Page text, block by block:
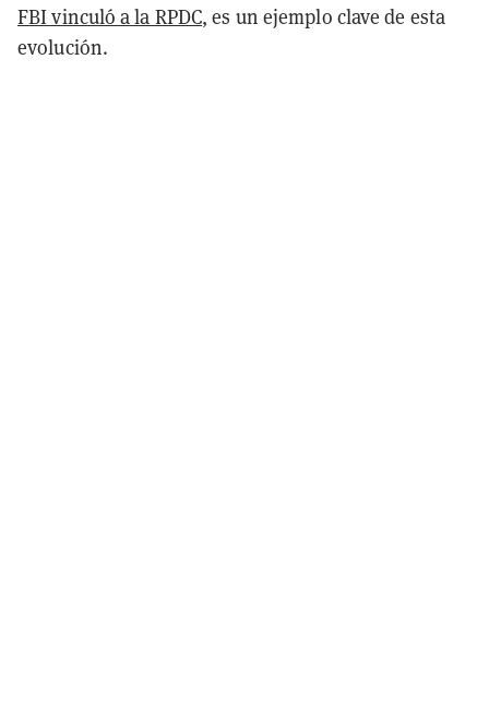
FBI vinculó a la RPDC, es un ejemplo clave de esta
evolución.